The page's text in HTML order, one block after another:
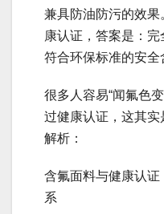
兼具防油防污的效
康认证，答案是：
符合环保标准的安全
很多人容易“闻氟色
过健康认证，这其
解析：
含氟面料与健康认
系